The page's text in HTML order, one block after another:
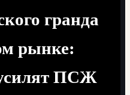
гранда
рынке:
ПСЖ